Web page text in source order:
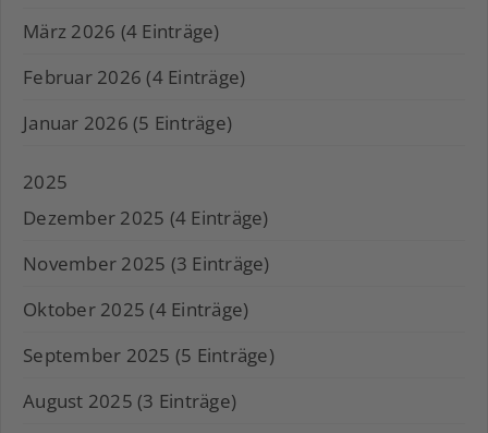
März 2026 (4 Einträge)
Februar 2026 (4 Einträge)
Januar 2026 (5 Einträge)
2025
Dezember 2025 (4 Einträge)
November 2025 (3 Einträge)
Oktober 2025 (4 Einträge)
September 2025 (5 Einträge)
August 2025 (3 Einträge)